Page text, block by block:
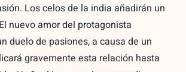
Los celos de la india añadirán un
nuevo amor del protagonista
duelo de pasiones, a causa de un
gravemente esta relación hasta